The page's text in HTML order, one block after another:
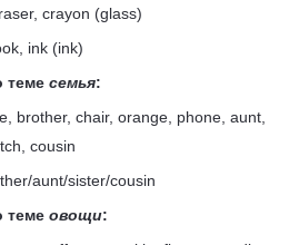
crayon (glass)
ink (ink)
теме семья:
brother, chair, orange, phone, aunt,
cousin
aunt/sister/cousin
теме овощи: